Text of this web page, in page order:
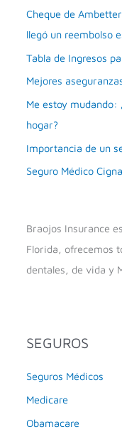
Cheque de
llegó un reembolso
Tabla de Ingresos
Mejores
Me estoy mudando:
hogar?
Importancia de un
Seguro Médico
Braojos Insurance
Florida, ofrecemos
dentales, de vida y
SEGUROS
Seguros Médicos
Medicare
Obamacare